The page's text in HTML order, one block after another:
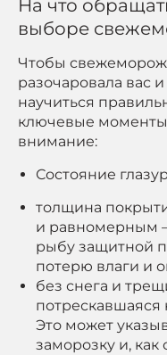
На что
выборе
Чтобы
разочаровала вас
научиться
ключевые
внимание:
Состояние
толщина
и равномерным
рыбу защитной
потерю влаги и
без снега и
Это может
заморозку и, как